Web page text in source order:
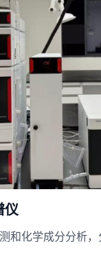
仪
和化学成分分析